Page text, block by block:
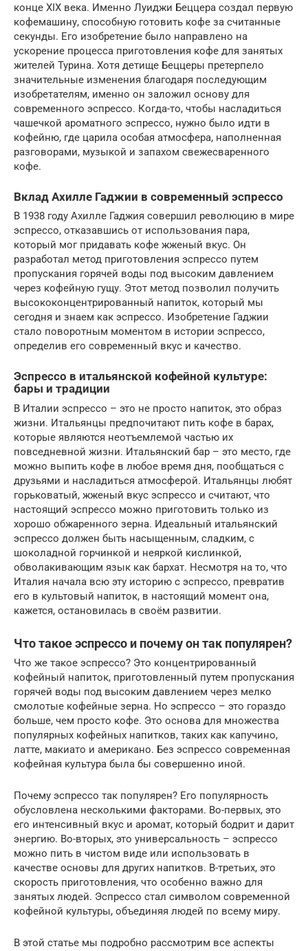
конце XIX века. Именно Луиджи Беццера создал первую
кофемашину, способную готовить кофе за считанные
секунды. Его изобретение было направлено на
ускорение процесса приготовления кофе для занятых
жителей Турина. Хотя детище Беццеры претерпело
значительные изменения благодаря последующим
изобретателям, именно он заложил основу для
современного эспрессо. Когда-то, чтобы насладиться
чашечкой ароматного эспрессо, нужно было идти в
кофейню, где царила особая атмосфера, наполненная
разговорами, музыкой и запахом свежесваренного
кофе.
Вклад Ахилле Гаджии в современный эспрессо
В 1938 году Ахилле Гаджия совершил революцию в мире
эспрессо, отказавшись от использования пара,
который мог придавать кофе жженый вкус. Он
разработал метод приготовления эспрессо путем
пропускания горячей воды под высоким давлением
через кофейную гущу. Этот метод позволил получить
высококонцентрированный напиток, который мы
сегодня и знаем как эспрессо. Изобретение Гаджии
стало поворотным моментом в истории эспрессо,
определив его современный вкус и качество.
Эспрессо в итальянской кофейной культуре:
бары и традиции
В Италии эспрессо – это не просто напиток, это образ
жизни. Итальянцы предпочитают пить кофе в барах,
которые являются неотъемлемой частью их
повседневной жизни. Итальянский бар – это место, где
можно выпить кофе в любое время дня, пообщаться с
друзьями и насладиться атмосферой. Итальянцы любят
горьковатый, жженый вкус эспрессо и считают, что
настоящий эспрессо можно приготовить только из
хорошо обжаренного зерна. Идеальный итальянский
эспрессо должен быть насыщенным, сладким, с
шоколадной горчинкой и неяркой кислинкой,
обволакивающим язык как бархат. Несмотря на то, что
Италия начала всю эту историю с эспрессо, превратив
его в культовый напиток, в настоящий момент она,
кажется, остановилась в своём развитии.
Что такое эспрессо и почему он так популярен?
Что же такое эспрессо? Это концентрированный
кофейный напиток, приготовленный путем пропускания
горячей воды под высоким давлением через мелко
смолотые кофейные зерна. Но эспрессо – это гораздо
больше, чем просто кофе. Это основа для множества
популярных кофейных напитков, таких как капучино,
латте, макиато и американо. Без эспрессо современная
кофейная культура была бы совершенно иной.
Почему эспрессо так популярен? Его популярность
обусловлена несколькими факторами. Во-первых, это
его интенсивный вкус и аромат, который бодрит и дарит
энергию. Во-вторых, это универсальность – эспрессо
можно пить в чистом виде или использовать в
качестве основы для других напитков. В-третьих, это
скорость приготовления, что особенно важно для
занятых людей. Эспрессо стал символом современной
кофейной культуры, объединяя людей по всему миру.
В этой статье мы подробно рассмотрим все аспекты